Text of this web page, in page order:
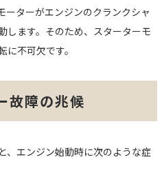
ーターがエンジンのクランクシャ
します。そのため、スターターモ
不可欠です。
故障の兆候
、エンジン始動時に次のような症